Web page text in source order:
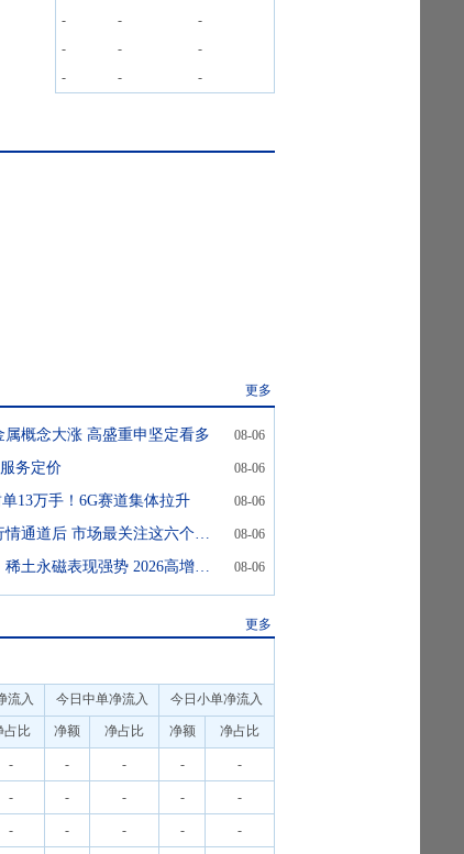
-
-
-
-
-
-
-
- -
更多
属概念大涨 高盛重申坚定看多 08-06
务定价 08-06
13万手！6G赛道集体拉升 08-06
交易所关停局域网行情通道后 市场最关注这六个变化带来的影响 08-06
供需缺口持续存在！稀土永磁表现强势 2026高增长个股来了 08-06
更多
流入 今日中单净流入 今日小单净流入
占比 净额 净占比 净额 净占比
- - - - -
- - - - -
- - - - -